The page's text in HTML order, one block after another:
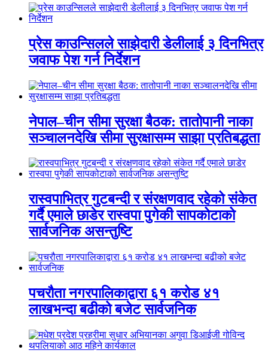
प्रेस काउन्सिलले साझेदारी डेलीलाई ३ दिनभित्र
जवाफ पेश गर्न निर्देशन
नेपाल–चीन सीमा सुरक्षा बैठक: तातोपानी नाका
सञ्चालनदेखि सीमा सुरक्षासम्म साझा प्रतिबद्धता
रास्वपाभित्र गुटबन्दी र संरक्षणवाद रहेको संकेत
गर्दै एमाले छाडेर रास्वपा पुगेकी सापकोटाको
सार्वजनिक असन्तुष्टि
पचरौता नगरपालिकाद्वारा ६१ करोड ४१
लाखभन्दा बढीको बजेट सार्वजनिक